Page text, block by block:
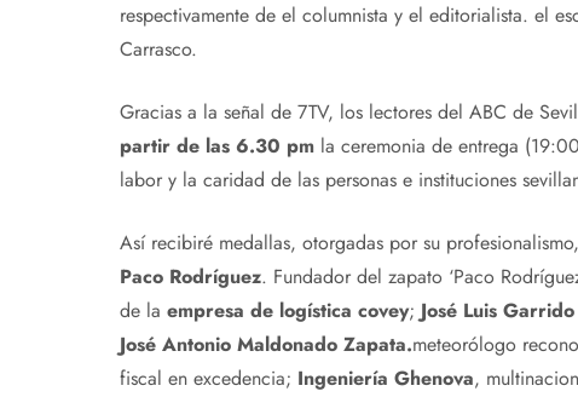
respectivamente de el columnista y el editorialista. el
Carrasco.
Gracias a la señal de 7TV, los lectores del ABC de
partir de las 6.30 pmla ceremonia de entrega
labor y la caridad de las personas e instituciones
Así recibiré medallas, otorgadas por su
Paco Rodríguez. Fundador del zapato ‘Paco
de la empresa de logística covey; José Luis
José Antonio Maldonado Zapata.meteorólogo
fiscal en excedencia; Ingeniería Ghenova,